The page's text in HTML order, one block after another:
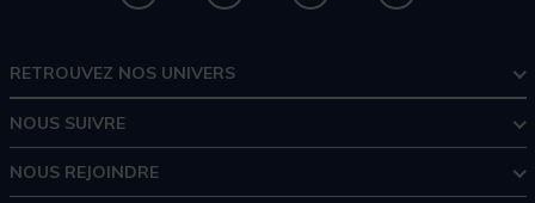
RETROUVEZ NOS UNIVERS
NOUS SUIVRE
NOUS REJOINDRE